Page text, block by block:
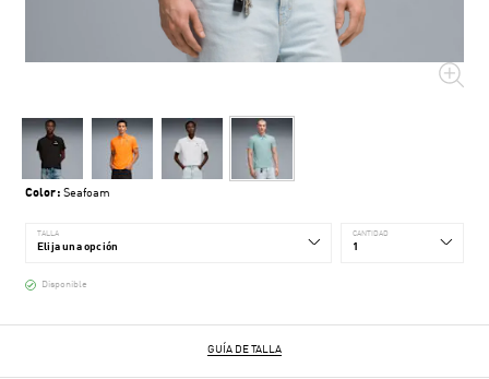
Color: Seafoam
TALLA CANTIDAD
Disponible
GUÍA DE TALLA